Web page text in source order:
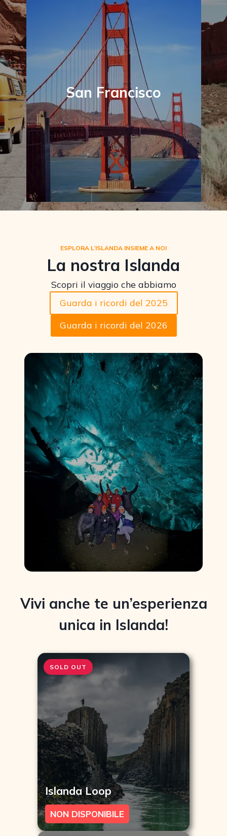
San Francisco
ESPLORA L’ISLANDA INSIEME A NOI
La nostra Islanda
Scopri il viaggio che abbiamo
Guarda i ricordi del 2025
Guarda i ricordi del 2026
Vivi anche te un’esperienza
unica in Islanda!
SOLD OUT
Islanda Loop
NON DISPONIBILE